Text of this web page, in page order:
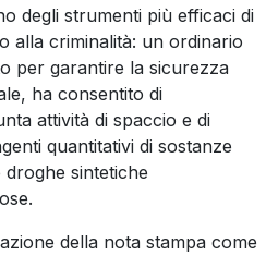
degli strumenti più efficaci di
alla criminalità: un ordinario
per garantire la sicurezza
ha consentito di
attività di spaccio e di
quantitativi di sostanze
sintetiche
della nota stampa come